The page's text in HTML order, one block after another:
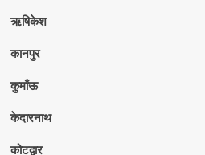
ऋषिकेश
कानपुर
कुमाँऊ
केदारनाथ
कोटद्वार